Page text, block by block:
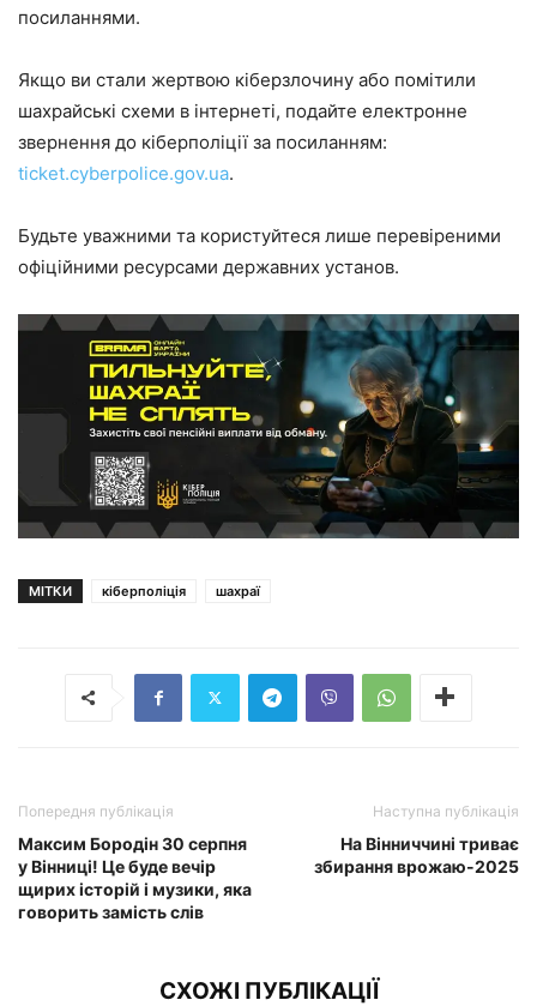
посиланнями.
Якщо ви стали жертвою кіберзлочину або помітили
шахрайські схеми в інтернеті, подайте електронне
звернення до кіберполіції за посиланням:
ticket.cyberpolice.gov.ua.
Будьте уважними та користуйтеся лише перевіреними
офіційними ресурсами державних установ.
МІТКИ кіберполіція шахраї
Попередня публікація
Максим Бородін 30 серпня
у Вінниці! Це буде вечір
щирих історій і музики, яка
говорить замість слів
Наступна публікація
На Вінниччині триває
збирання врожаю-2025
СХОЖІ ПУБЛІКАЦІЇ